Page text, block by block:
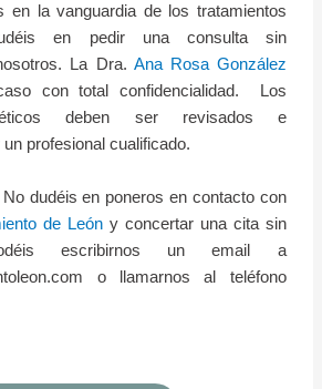
en la vanguardia de los tratamientos
en pedir una consulta sin
La Dra. Ana Rosa González
con total confidencialidad. Los
deben ser revisados e
profesional cualificado.
dudéis en poneros en contacto con
de León y concertar una cita sin
escribirnos un email a
o llamarnos al teléfono